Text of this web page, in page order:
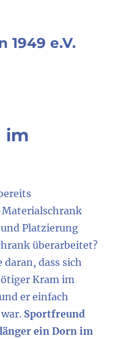
1949 e.V.
im
Platzierung
überarbeitet?
dass sich
Kram im
er einfach
Sportfreund
ein Dorn im